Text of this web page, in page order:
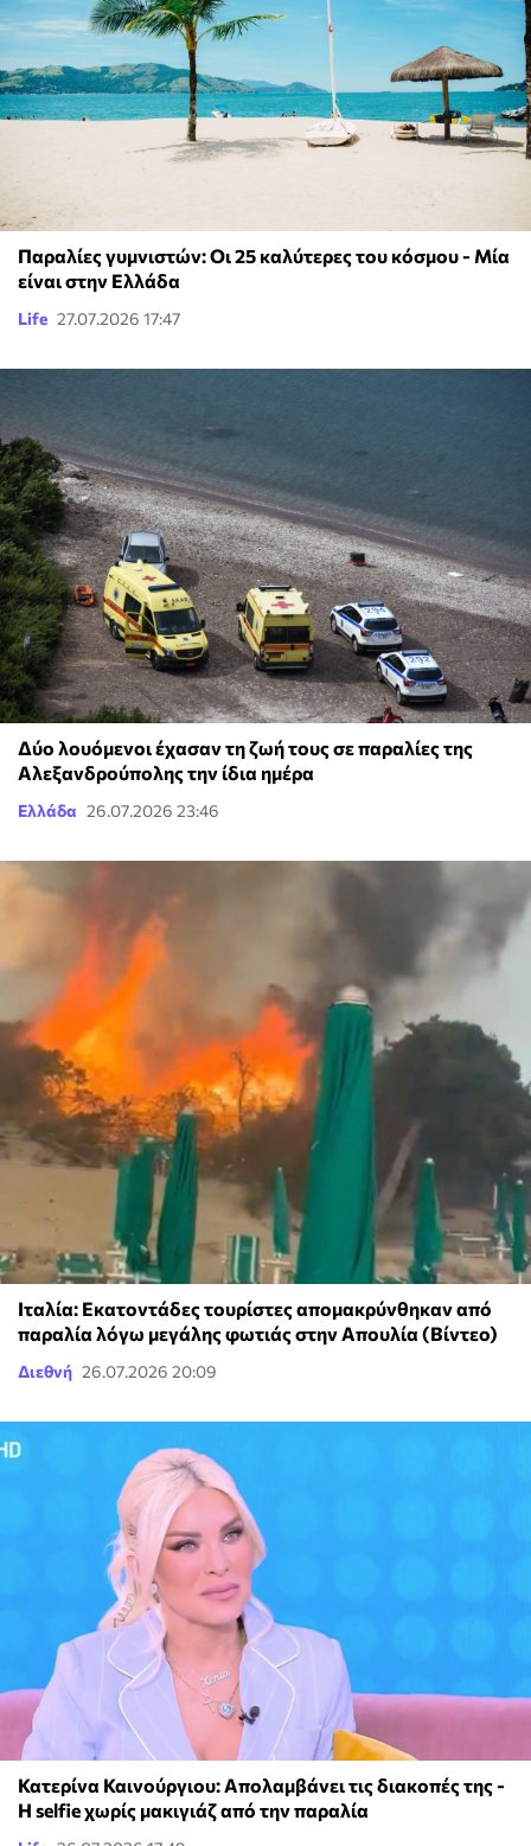
Παραλίες γυμνιστών: Οι 25 καλύτερες του κόσμου - Μία
είναι στην Ελλάδα
Life 27.07.2026 17:47
Δύο λουόμενοι έχασαν τη ζωή τους σε παραλίες της
Αλεξανδρούπολης την ίδια ημέρα
Ελλάδα 26.07.2026 23:46
Ιταλία: Εκατοντάδες τουρίστες απομακρύνθηκαν από
παραλία λόγω μεγάλης φωτιάς στην Απουλία (Βίντεο)
Διεθνή 26.07.2026 20:09
Κατερίνα Καινούργιου: Απολαμβάνει τις διακοπές της -
Η selfie χωρίς μακιγιάζ από την παραλία